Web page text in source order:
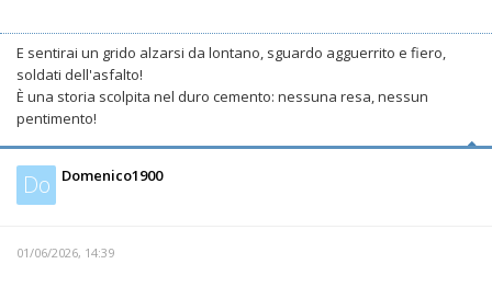
E sentirai un grido alzarsi da lontano, sguardo agguerrito e fiero,
soldati dell'asfalto!
È una storia scolpita nel duro cemento: nessuna resa, nessun
pentimento!
Do Domenico1900
01/06/2026, 14:39